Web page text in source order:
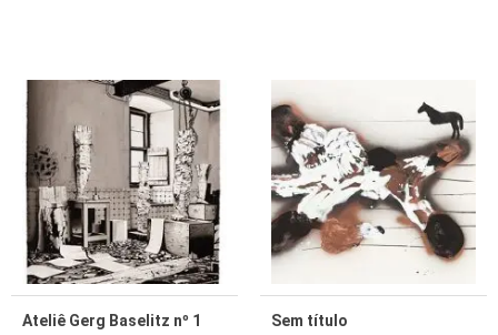
Ateliê Gerg Baselitz nº 1 Sem título